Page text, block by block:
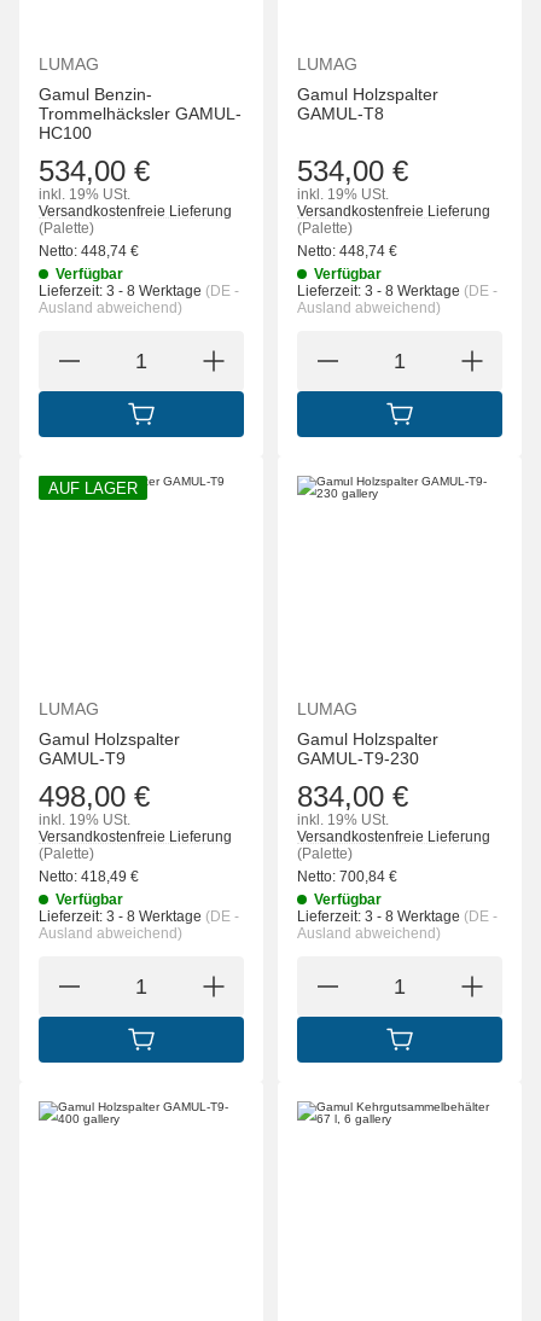
LUMAG
Gamul Benzin-
Trommelhäcksler GAMUL-
HC100
534,00 €
inkl. 19% USt.
Versandkostenfreie Lieferung
(Palette)
Netto: 448,74 €
Verfügbar
Lieferzeit: 3 - 8 Werktage (DE -
Ausland abweichend)
IN DEN WARENKORB
LUMAG
Gamul Holzspalter
GAMUL-T8
534,00 €
inkl. 19% USt.
Versandkostenfreie Lieferung
(Palette)
Netto: 448,74 €
Verfügbar
Lieferzeit: 3 - 8 Werktage (DE -
Ausland abweichend)
IN DEN
AUF LAGER
LUMAG
Gamul Holzspalter
GAMUL-T9
498,00 €
inkl. 19% USt.
Versandkostenfreie Lieferung
(Palette)
Netto: 418,49 €
Verfügbar
Lieferzeit: 3 - 8 Werktage (DE -
Ausland abweichend)
IN DEN WARENKORB
LUMAG
Gamul Holzspalter
GAMUL-T9-230
834,00 €
inkl. 19% USt.
Versandkostenfreie Lieferung
(Palette)
Netto: 700,84 €
Verfügbar
Lieferzeit: 3 - 8 Werktage (DE -
Ausland abweichend)
IN DEN